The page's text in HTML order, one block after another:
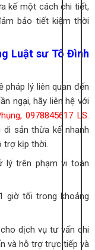
kế một cách chi tiết,
bảo tiết kiệm thời
Luật sư Tô Đình
pháp lý liên quan đến
ngại, hãy liên hệ với
0978845617 LS.
sản thừa kế nhanh
trợ kịp thời.
lý trên phạm vi toàn
giờ tối trong khoảng
dịch vụ tư vấn chi
và hỗ trợ trực tiếp và